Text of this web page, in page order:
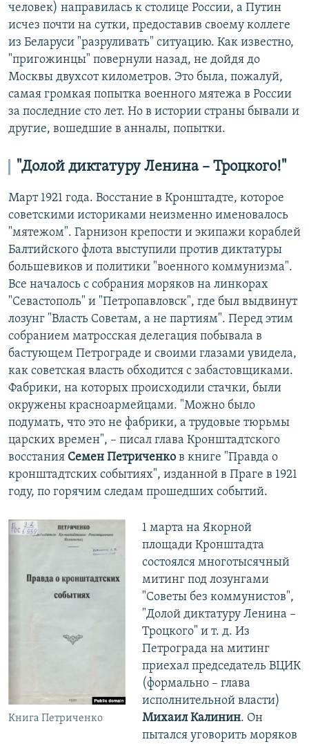
человек) направилась к столице России, а Путин
исчез почти на сутки, предоставив своему коллеге
из Беларуси "разруливать" ситуацию. Как известно,
"пригожинцы" повернули назад, не дойдя до
Москвы двухсот километров. Это была, пожалуй,
самая громкая попытка военного мятежа в России
за последние сто лет. Но в истории страны бывали и
другие, вошедшие в анналы, попытки.
"Долой диктатуру Ленина – Троцкого!"
Март 1921 года. Восстание в Кронштадте, которое
советскими историками неизменно именовалось
"мятежом". Гарнизон крепости и экипажи кораблей
Балтийского флота выступили против диктатуры
большевиков и политики "военного коммунизма".
Все началось с собрания моряков на линкорах
"Севастополь" и "Петропавловск", где был выдвинут
лозунг "Власть Советам, а не партиям". Перед этим
собранием матросская делегация побывала в
бастующем Петрограде и своими глазами увидела,
как советская власть обходится с забастовщиками.
Фабрики, на которых происходили стачки, были
окружены красноармейцами. "Можно было
подумать, что это не фабрики, а трудовые тюрьмы
царских времен", – писал глава Кронштадтского
восстания Семен Петриченко в книге "Правда о
кронштадтских событиях", изданной в Праге в 1921
году, по горячим следам прошедших событий.
Книга Петриченко
1 марта на Якорной
площади Кронштадта
состоялся многотысячный
митинг под лозунгами
"Советы без коммунистов",
"Долой диктатуру Ленина –
Троцкого" и т. д. Из
Петрограда на митинг
приехал председатель ВЦИК
(формально – глава
исполнительной власти)
Михаил Калинин. Он
пытался уговорить моряков